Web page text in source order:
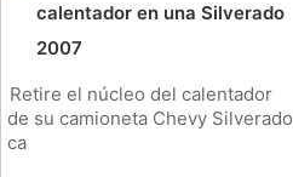
calentador en una Silverado
2007
Retire el núcleo del calentador
de su camioneta Chevy Silverado
ca